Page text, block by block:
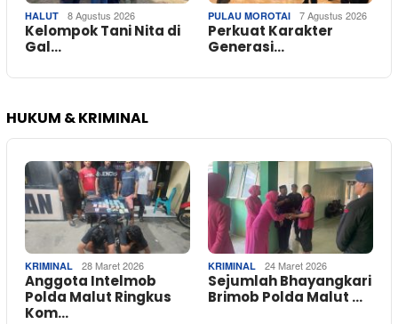
HALUT 8 Agustus 2026
Kelompok Tani Nita di
Gal…
PULAU MOROTAI 7 Agustus 2026
Perkuat Karakter
Generasi…
HUKUM & KRIMINAL
KRIMINAL 28 Maret 2026
Anggota Intelmob
Polda Malut Ringkus
Kom…
KRIMINAL 24 Maret 2026
Sejumlah Bhayangkari
Brimob Polda Malut …